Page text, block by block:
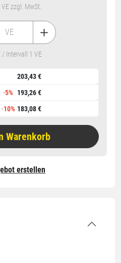
zzgl. MwSt.
203,43 €
-5% 193,26 €
-10% 183,08 €
VE
/ Intervall 1 VE
Warenkorb
erstellen